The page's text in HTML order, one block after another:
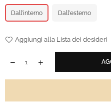
Dall'interno Dall'esterno
Aggiungi alla Lista dei desideri